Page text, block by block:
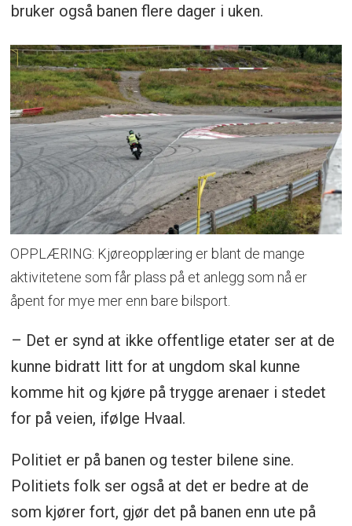
bruker også banen flere dager i uken.
OPPLÆRING: Kjøreopplæring er blant de mange
aktivitetene som får plass på et anlegg som nå er
åpent for mye mer enn bare bilsport.
– Det er synd at ikke offentlige etater ser at de
kunne bidratt litt for at ungdom skal kunne
komme hit og kjøre på trygge arenaer i stedet
for på veien, ifølge Hvaal.
Politiet er på banen og tester bilene sine.
Politiets folk ser også at det er bedre at de
som kjører fort, gjør det på banen enn ute på